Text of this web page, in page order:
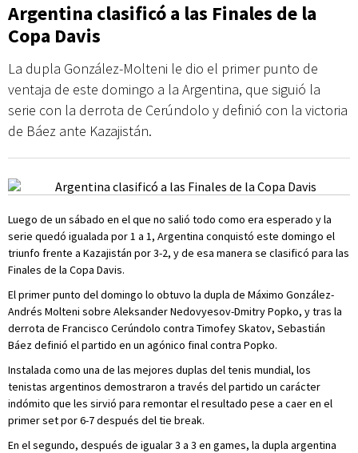
Argentina clasificó a las Finales de la
Copa Davis
La dupla González-Molteni le dio el primer punto de
ventaja de este domingo a la Argentina, que siguió la
serie con la derrota de Cerúndolo y definió con la victoria
de Báez ante Kazajistán.
Luego de un sábado en el que no salió todo como era esperado y la
serie quedó igualada por 1 a 1, Argentina conquistó este domingo el
triunfo frente a Kazajistán por 3-2, y de esa manera se clasificó para las
Finales de la Copa Davis.
El primer punto del domingo lo obtuvo la dupla de Máximo González-
Andrés Molteni sobre Aleksander Nedovyesov-Dmitry Popko, y tras la
derrota de Francisco Cerúndolo contra Timofey Skatov, Sebastián
Báez definió el partido en un agónico final contra Popko.
Instalada como una de las mejores duplas del tenis mundial, los
tenistas argentinos demostraron a través del partido un carácter
indómito que les sirvió para remontar el resultado pese a caer en el
primer set por 6-7 después del tie break.
En el segundo, después de igualar 3 a 3 en games, la dupla argentina